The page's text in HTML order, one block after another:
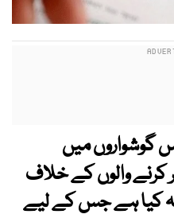
میں
کرنے والوں کے خلاف
کیا ہے جس کے لیے